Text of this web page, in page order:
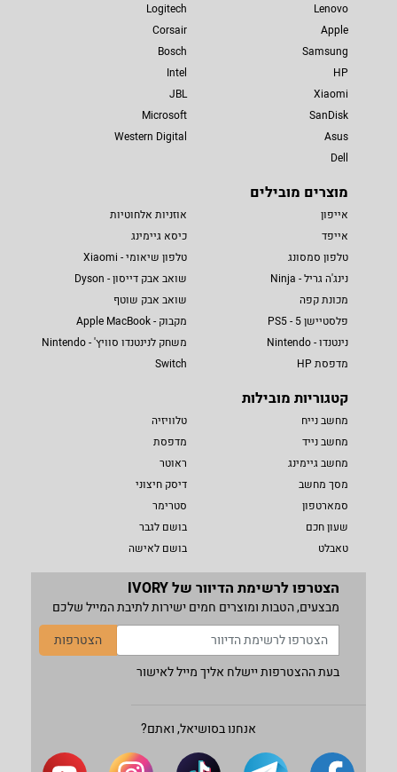
Lenovo
Apple
Samsung
HP
Xiaomi
SanDisk
Asus
Dell
Logitech
Corsair
Bosch
Intel
JBL
Microsoft
Western Digital
מוצרים מובילים
אייפון
אייפד
טלפון סמסונג
נינג'ה גריל - Ninja
מכונת קפה
פלסטיישן 5 - PS5
נינטנדו - Nintendo
מדפסת HP
אוזניות אלחוטיות
כיסא גיימינג
טלפון שיאומי - Xiaomi
שואב אבק דייסון - Dyson
שואב אבק שוטף
מקבוק - Apple MacBook
משחק לנינטנדו סוויץ' - Nintendo
Switch
קטגוריות מובילות
מחשב נייח
מחשב נייד
מחשב גיימינג
מסך מחשב
סמארטפון
שעון חכם
טאבלט
טלוויזיה
מדפסת
ראוטר
דיסק חיצוני
סטרימר
בושם לגבר
בושם לאישה
הצטרפו לרשימת הדיוור של IVORY
מבצעים, הטבות ומוצרים חמים ישירות לתיבת המייל שלכם
הצטרפות
בעת ההצטרפות יישלח אליך מייל לאישור
אנחנו בסושיאל, ואתם?